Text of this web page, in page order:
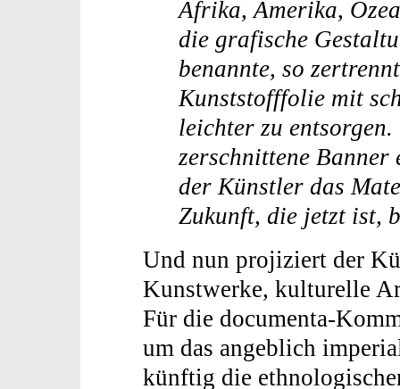
Afrika, Amerika,
die grafische
benannte, so
Kunststofffolie mit
leichter zu
zerschnittene Banner
der Künstler das
Zukunft, die jetzt ist,
Und nun projiziert der
Kunstwerke, kulturelle
Für die documenta-
um das angeblich
künftig die